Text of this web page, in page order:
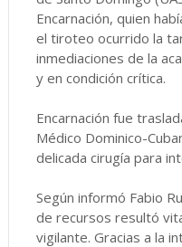
Encarnación, quien
el tiroteo ocurrido la
inmediaciones de la
y en condición crítica.
Encarnación fue
Médico Dominico-
delicada cirugía para
Según informó Fabio
de recursos resultó
vigilante. Gracias a la